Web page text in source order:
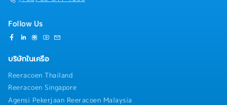
Follow Us
บริษัทในเครือ
Reeracoen Thailand
Reeracoen Singapore
Agensi Pekerjaan Reeracoen Malaysia